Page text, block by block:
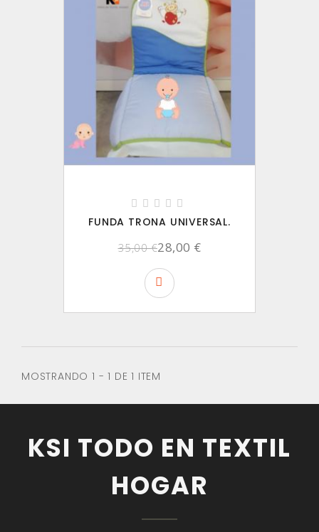
FUNDA TRONA UNIVERSAL.
35,00 €28,00 €
MOSTRANDO 1 - 1 DE 1 ITEM
KSI TODO EN TEXTIL
HOGAR